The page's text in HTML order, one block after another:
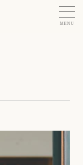
MENU